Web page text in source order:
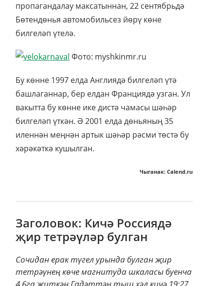
пропагандалау максатыннан, 22 сентябрьдә
Бөтендөнья автомобильсез йөрү көне
билгеләп үтелә.
Фото: myshkinmr.ru
Бу көнне 1997 елда Англиядә билгеләп үтә
башлаганнар, бер елдан Франциядә узган. Ул
вакытта бу көнне ике дистә чамасы шәһәр
билгеләп үткән. Ә 2001 елда дөньяның 35
иленнән меңнән артык шәһәр рәсми төстә бу
хәрәкәткә кушылган.
Чыганак: Calend.ru
Заголовок: Кичә Россиядә
җир тетрәүләр булган
Сочидан ерак түгел урында булган җир
тетрәүнең көче магнитуда шкаласы буенча